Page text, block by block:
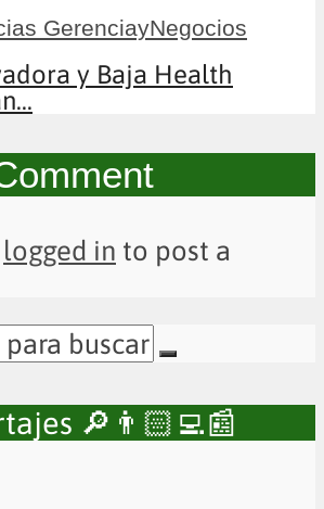
GerenciayNegocios
y Baja Health
logged in to post a
🔎👨🏻‍💻📰